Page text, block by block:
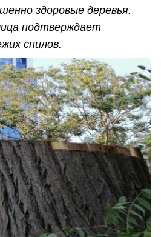
здоровые деревья.
подтверждает
спилов.